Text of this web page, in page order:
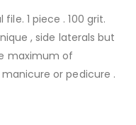
1 piece . 100 grit.
, side laterals but
maximum of
or pedicure .